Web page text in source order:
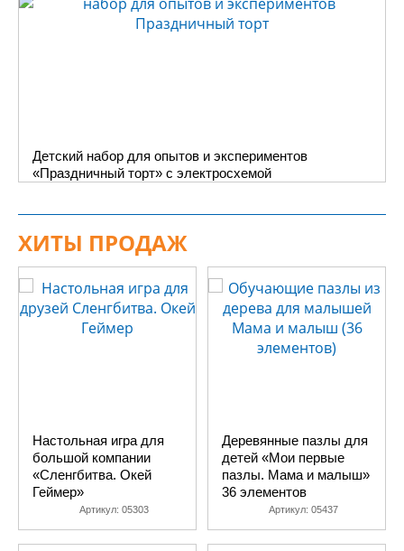
Детский набор для опытов и экспериментов
«Праздничный торт» с электросхемой
ХИТЫ ПРОДАЖ
Настольная игра для
большой компании
«Сленгбитва. Окей
Геймер»
Артикул: 05303
Деревянные пазлы для
детей «Мои первые
пазлы. Мама и малыш»
36 элементов
Артикул: 05437